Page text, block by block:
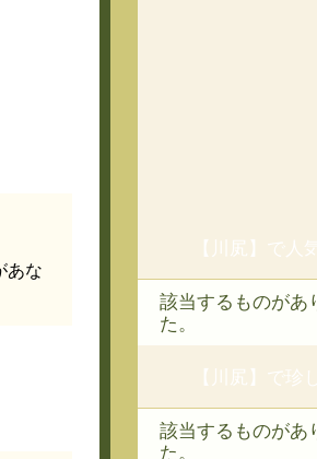
あな
【川㞍】で人
該当するものがあ
た。
【川㞍】で珍
該当するものがあ
た。